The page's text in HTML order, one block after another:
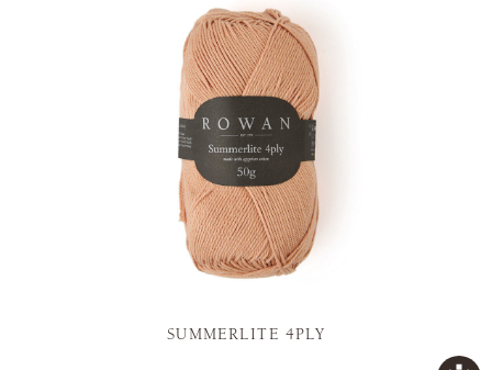
SUMMERLITE 4PLY